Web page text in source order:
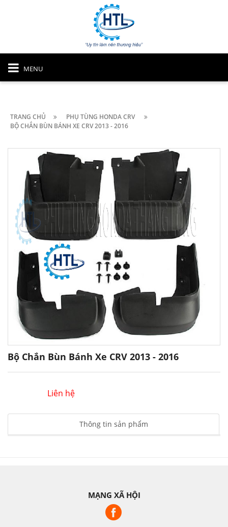
MENU
TRANG CHỦ
PHỤ TÙNG HONDA CRV
BỘ CHẮN BÙN BÁNH XE CRV 2013 - 2016
Bộ Chắn Bùn Bánh Xe CRV 2013 - 2016
Liên hệ
Thông tin sản phẩm
MẠNG XÃ HỘI